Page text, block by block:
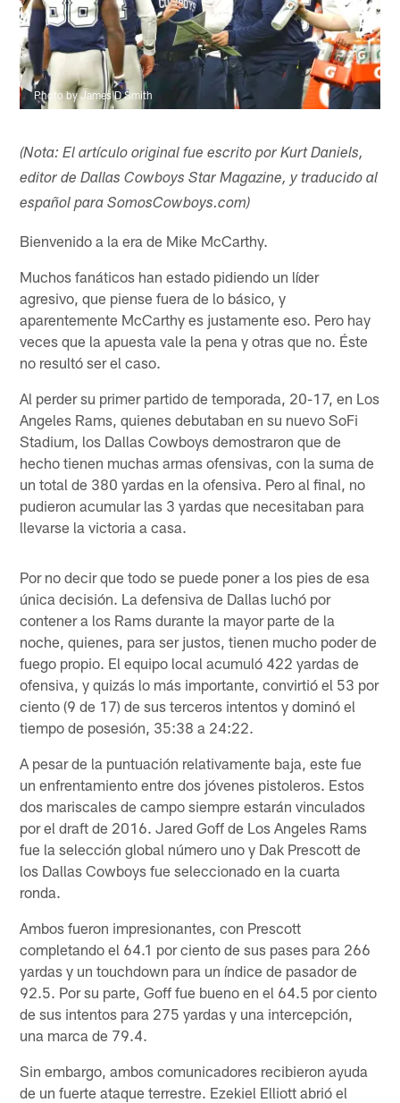
Photo by James D Smith
(Nota: El artículo original fue escrito por Kurt Daniels,
editor de Dallas Cowboys Star Magazine, y traducido al
español para SomosCowboys.com)​
Bienvenido a la era de Mike McCarthy.
Muchos fanáticos han estado pidiendo un líder
agresivo, que piense fuera de lo básico, y
aparentemente McCarthy es justamente eso. Pero hay
veces que la apuesta vale la pena y otras que no. Éste
no resultó ser el caso.
Al perder su primer partido de temporada, 20-17, en Los
Angeles Rams, quienes debutaban en su nuevo SoFi
Stadium, los Dallas Cowboys demostraron que de
hecho tienen muchas armas ofensivas, con la suma de
un total de 380 yardas en la ofensiva. Pero al final, no
pudieron acumular las 3 yardas que necesitaban para
llevarse la victoria a casa.
Por no decir que todo se puede poner a los pies de esa
única decisión. La defensiva de Dallas luchó por
contener a los Rams durante la mayor parte de la
noche, quienes, para ser justos, tienen mucho poder de
fuego propio. El equipo local acumuló 422 yardas de
ofensiva, y quizás lo más importante, convirtió el 53 por
ciento (9 de 17) de sus terceros intentos y dominó el
tiempo de posesión, 35:38 a 24:22.
A pesar de la puntuación relativamente baja, este fue
un enfrentamiento entre dos jóvenes pistoleros. Estos
dos mariscales de campo siempre estarán vinculados
por el draft de 2016. Jared Goff de Los Angeles Rams
fue la selección global número uno y Dak Prescott de
los Dallas Cowboys fue seleccionado en la cuarta
ronda.
Ambos fueron impresionantes, con Prescott
completando el 64.1 por ciento de sus pases para 266
yardas y un touchdown para un índice de pasador de
92.5. Por su parte, Goff fue bueno en el 64.5 por ciento
de sus intentos para 275 yardas y una intercepción,
una marca de 79.4.
Sin embargo, ambos comunicadores recibieron ayuda
de un fuerte ataque terrestre. Ezekiel Elliott abrió el